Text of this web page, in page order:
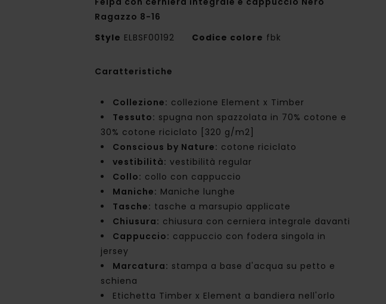
Ragazzo 8-16
Style ELBSF00192 Codice colore fbk
Caratteristiche
Collezione: collezione Element x Timber
Tessuto: spugna non spazzolata in 70% cotone e
30% cotone riciclato [320 g/m2]
Conscious by Nature: cotone riciclato
vestibilità: vestibilità regular
Collo: collo con cappuccio
Maniche: Maniche lunghe
Tasche: tasche a marsupio applicate
Chiusura: chiusura con cerniera integrale davanti
Cappuccio: cappuccio con fodera singola in
jersey
Marcatura: stampa a base d'acqua su petto e
schiena
Etichetta Timber x Element a bandiera nell'orlo